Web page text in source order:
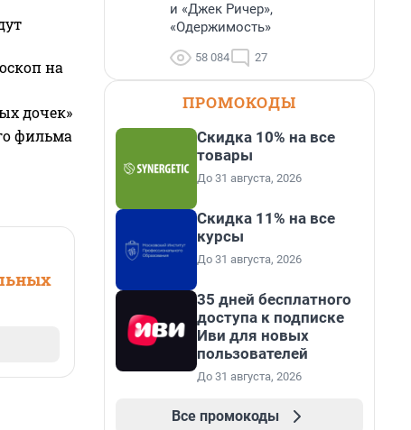
на
дочек»
фильма
и «Джек Ричер»,
«Одержимость»
58 084 27
ПРОМОКОДЫ
Скидка 10% на все
товары
До 31 августа, 2026
Скидка 11% на все
курсы
До 31 августа, 2026
35 дней бесплатного
доступа к подписке
Иви для новых
пользователей
До 31 августа, 2026
Все промокоды